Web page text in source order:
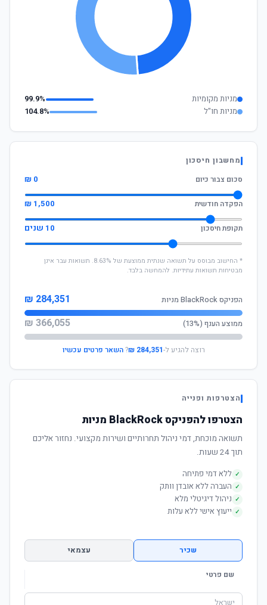
מניות מקומיות
99.9%
מניות חו"ל
104.8%
מחשבון חיסכון
סכום צבור כיום
0 ₪
הפקדה חודשית 1,500 ₪
תקופת חיסכון 10 שנים
* החישוב מבוסס על תשואה שנתית ממוצעת של 8.63%. תשואות עבר אינן
מבטיחות תשואות עתידיות. להמחשה בלבד.
הפניקס BlackRock מניות 284,351 ₪
ממוצע הענף (13%) 366,055 ₪
רוצה להגיע ל-284,351 ₪
?השאר פרטים עכשיו
הצטרפות ופנייה
הצטרפו להפניקס BlackRock מניות
תשואה מוכחת, דמי ניהול תחרותיים ושירות מקצועי. נחזור אליכם
תוך 24 שעות.
✓ ללא דמי פתיחה
✓ העברה ללא אובדן וותק
✓ ניהול דיגיטלי מלא
✓ ייעוץ אישי ללא עלות
שכיר עצמאי
שם פרטי